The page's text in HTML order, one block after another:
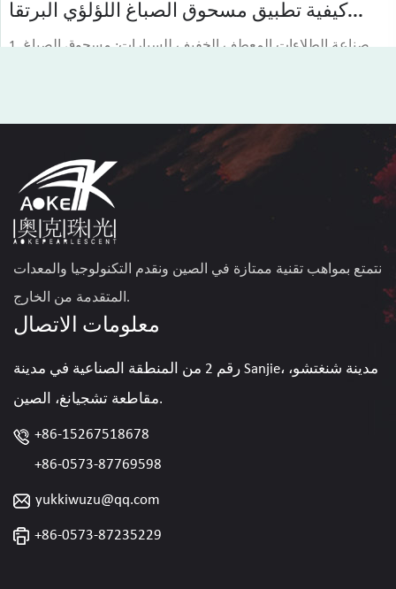
كيفية تطبيق مسحوق الصباغ اللؤلؤي البرتقا...
1. صناعة الطلاءات المعطف الخفيف للسيارات: مسحوق الصباغ
نتمتع بمواهب تقنية ممتازة في الصين ونقدم التكنولوجيا والمعدات
المتقدمة من الخارج.
معلومات الاتصال
رقم 2 من المنطقة الصناعية في مدينة Sanjie، مدينة شنغتشو،
مقاطعة تشجيانغ، الصين.
+86-15267518678
+86-0573-87769598
yukkiwuzu@qq.com
+86-0573-87235229